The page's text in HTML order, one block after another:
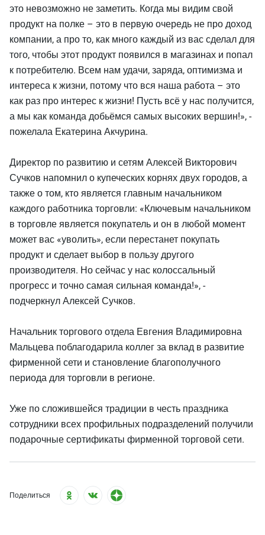
это невозможно не заметить. Когда мы видим свой
продукт на полке – это в первую очередь не про доход
компании, а про то, как много каждый из вас сделал для
того, чтобы этот продукт появился в магазинах и попал
к потребителю. Всем нам удачи, заряда, оптимизма и
интереса к жизни, потому что вся наша работа – это
как раз про интерес к жизни! Пусть всё у нас получится,
а мы как команда добьёмся самых высоких вершин!», -
пожелала Екатерина Акчурина.
Директор по развитию и сетям Алексей Викторович
Сучков напомнил о купеческих корнях двух городов, а
также о том, кто является главным начальником
каждого работника торговли: «Ключевым начальником
в торговле является покупатель и он в любой момент
может вас «уволить», если перестанет покупать
продукт и сделает выбор в пользу другого
производителя. Но сейчас у нас колоссальный
прогресс и точно самая сильная команда!», -
подчеркнул Алексей Сучков.
Начальник торгового отдела Евгения Владимировна
Мальцева поблагодарила коллег за вклад в развитие
фирменной сети и становление благополучного
периода для торговли в регионе.
Уже по сложившейся традиции в честь праздника
сотрудники всех профильных подразделений получили
подарочные сертификаты фирменной торговой сети.
Поделиться